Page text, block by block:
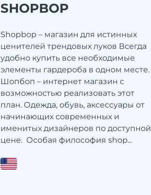
SHOPBOP
Shopbop – магазин для истинных
ценителей трендовых луков Всегда
удобно купить все необходимые
элементы гардероба в одном месте.
Шопбоп – интернет магазин с
возможностью реализовать этот
план. Одежда, обувь, аксессуары от
начинающих современных и
именитых дизайнеров по доступной
цене. Особая философия shop...